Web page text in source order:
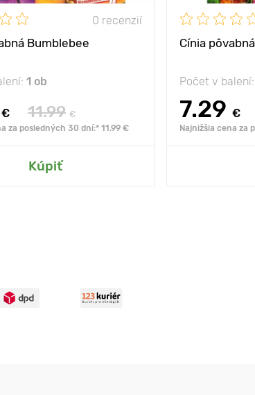
0 recenzií
Bumblebee
1 ob
€ 11.99 €
za posledných 30 dní:* 11.99 €
Kúpiť
Cínia
Počet v balení:
7.29 €
Najnižšia cena za